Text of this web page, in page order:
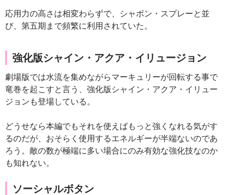
応用力の高さは相変わらずで、シャボン・スプレーと並
び、第五期まで頻繁に利用されていた。
強化版シャイン・アクア・イリュージョン
劇場版では水流を集めながらマーキュリーが回転する事で
竜巻を起こすと言う、強化版シャイン・アクア・イリュー
ジョンも登場している。
どうせなら本編でもそれを使えばもっと強くなれる気がす
るのだが、おそらく使用するエネルギーが半端ないのであ
ろう。敵の数が極端に多い場合にのみ有効な強化技なのか
も知れない。
ソーシャルボタン